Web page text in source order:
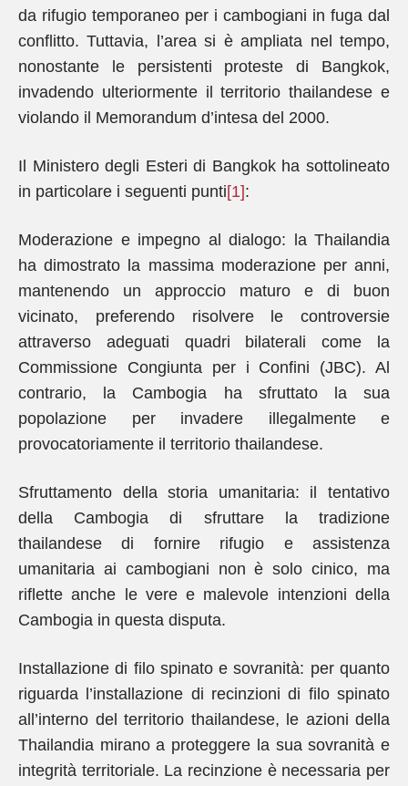
da rifugio temporaneo per i cambogiani in fuga dal
conflitto. Tuttavia, l’area si è ampliata nel tempo,
nonostante le persistenti proteste di Bangkok,
invadendo ulteriormente il territorio thailandese e
violando il Memorandum d’intesa del 2000.
Il Ministero degli Esteri di Bangkok ha sottolineato
in particolare i seguenti punti[1]:
Moderazione e impegno al dialogo: la Thailandia
ha dimostrato la massima moderazione per anni,
mantenendo un approccio maturo e di buon
vicinato, preferendo risolvere le controversie
attraverso adeguati quadri bilaterali come la
Commissione Congiunta per i Confini (JBC). Al
contrario, la Cambogia ha sfruttato la sua
popolazione per invadere illegalmente e
provocatoriamente il territorio thailandese.
Sfruttamento della storia umanitaria: il tentativo
della Cambogia di sfruttare la tradizione
thailandese di fornire rifugio e assistenza
umanitaria ai cambogiani non è solo cinico, ma
riflette anche le vere e malevole intenzioni della
Cambogia in questa disputa.
Installazione di filo spinato e sovranità: per quanto
riguarda l’installazione di recinzioni di filo spinato
all’interno del territorio thailandese, le azioni della
Thailandia mirano a proteggere la sua sovranità e
integrità territoriale. La recinzione è necessaria per